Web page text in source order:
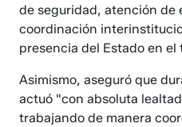
de seguridad, atención de
coordinación
presencia del Estado en
Asimismo, aseguró que
actuó "con absoluta
trabajando de manera